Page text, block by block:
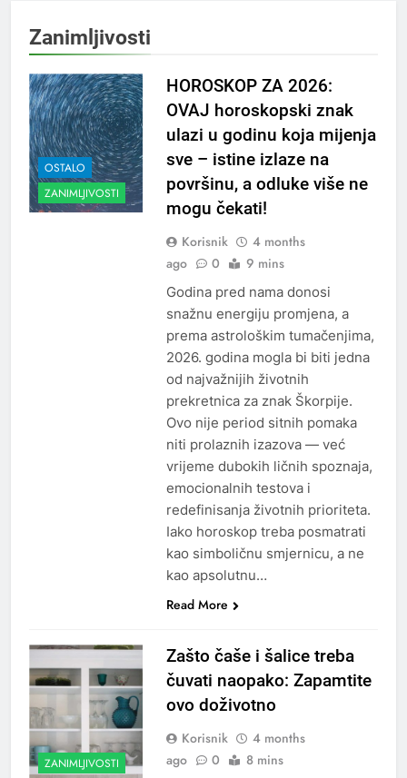
Zanimljivosti
OSTALO
ZANIMLJIVOSTI
HOROSKOP ZA 2026:
OVAJ horoskopski znak
ulazi u godinu koja mijenja
sve – istine izlaze na
površinu, a odluke više ne
mogu čekati!
Korisnik
4 months
ago
0 9 mins
Godina pred nama donosi
snažnu energiju promjena, a
prema astrološkim tumačenjima,
2026. godina mogla bi biti jedna
od najvažnijih životnih
prekretnica za znak Škorpije.
Ovo nije period sitnih pomaka
niti prolaznih izazova — već
vrijeme dubokih ličnih spoznaja,
emocionalnih testova i
redefinisanja životnih prioriteta.
Iako horoskop treba posmatrati
kao simboličnu smjernicu, a ne
kao apsolutnu…
Read More
ZANIMLJIVOSTI
Zašto čaše i šalice treba
čuvati naopako: Zapamtite
ovo doživotno
Korisnik
4 months
ago
0 8 mins